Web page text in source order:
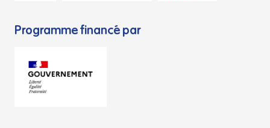
Programme financé par